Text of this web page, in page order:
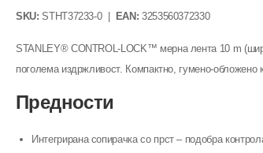
SKU: STHT37233-0 | EAN: 3253560372330
STANLEY® CONTROL-LOCK™ мерна лента 10 m
поголема издржливост. Компактно, гумено-обложено
Предности
Интегрирана сопирачка со прст – подобра